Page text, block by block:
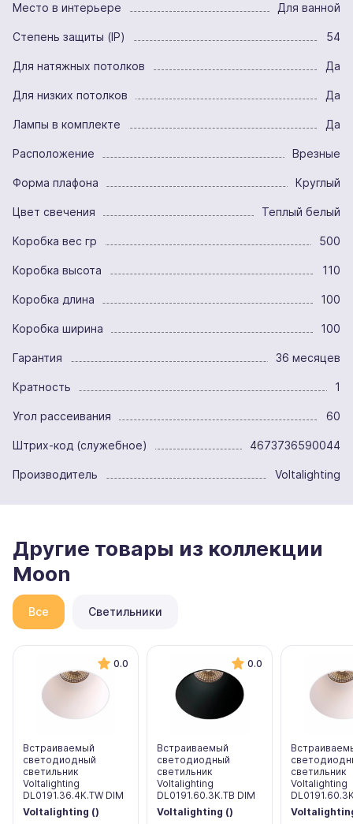
Место в интерьере Для ванной
Степень защиты (IP) 54
Для натяжных потолков Да
Для низких потолков Да
Лампы в комплекте Да
Расположение Врезные
Форма плафона Круглый
Цвет свечения Теплый белый
Коробка вес гр 500
Коробка высота 110
Коробка длина 100
Коробка ширина 100
Гарантия 36 месяцев
Кратность 1
Угол рассеивания 60
Штрих-код (служебное) 4673736590044
Производитель Voltalighting
Другие товары из коллекции
Moon
Все Светильники
0.0
Встраиваемый
светодиодный
светильник
Voltalighting
DL0191.36.4K.TW DIM
Voltalighting ()
0.0
Встраиваемый
светодиодный
светильник
Voltalighting
DL0191.60.3K.TB DIM
Voltalighting ()
светильник
Voltalighting